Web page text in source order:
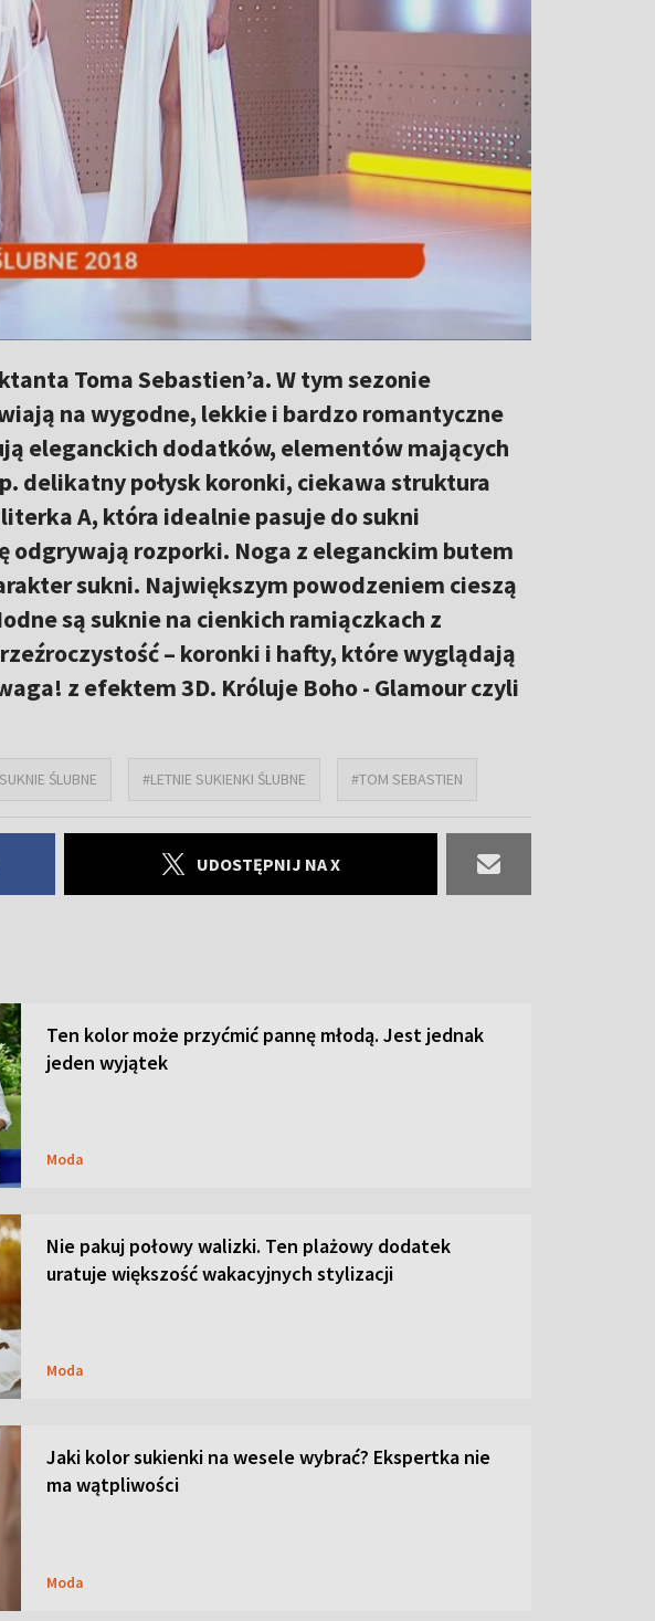
Toma Sebastien’a. W tym sezonie
na wygodne, lekkie i bardzo romantyczne
eleganckich dodatków, elementów mających
delikatny połysk koronki, ciekawa struktura
A, która idealnie pasuje do sukni
odgrywają rozporki. Noga z eleganckim butem
sukni. Największym powodzeniem cieszą
są suknie na cienkich ramiączkach z
– koronki i hafty, które wyglądają
z efektem 3D. Króluje Boho - Glamour czyli
ŚLUBNE #LETNIE SUKIENKI ŚLUBNE #TOM SEBASTIEN
UDOSTĘPNIJ NA X
Ten kolor może przyćmić pannę młodą. Jest jednak
jeden wyjątek
Moda
Nie pakuj połowy walizki. Ten plażowy dodatek
uratuje większość wakacyjnych stylizacji
Moda
Jaki kolor sukienki na wesele wybrać? Ekspertka nie
ma wątpliwości
Moda